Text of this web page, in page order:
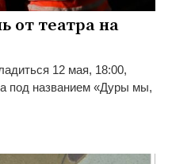
от театра на
12 мая, 18:00,
под названием «Дуры мы,